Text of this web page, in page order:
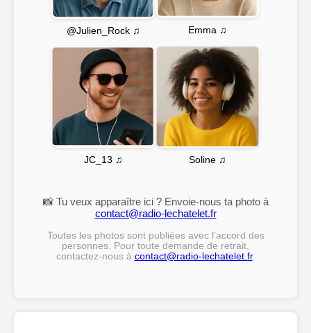
@Julien_Rock ♫ Emma ♫
JC_13 ♫ Soline ♫
📸 Tu veux apparaître ici ? Envoie-nous ta photo à
contact@radio-lechatelet.fr
Toutes les photos sont publiées avec l’accord des
personnes. Pour toute demande de retrait,
contactez-nous à contact@radio-lechatelet.fr.